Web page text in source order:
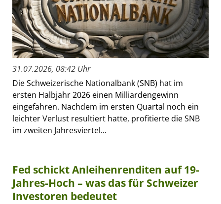
31.07.2026, 08:42 Uhr
Die Schweizerische Nationalbank (SNB) hat im
ersten Halbjahr 2026 einen Milliardengewinn
eingefahren. Nachdem im ersten Quartal noch ein
leichter Verlust resultiert hatte, profitierte die SNB
im zweiten Jahresviertel...
Fed schickt Anleihenrenditen auf 19-
Jahres-Hoch – was das für Schweizer
Investoren bedeutet